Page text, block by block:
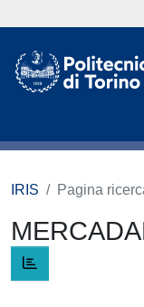
IRIS Pagina